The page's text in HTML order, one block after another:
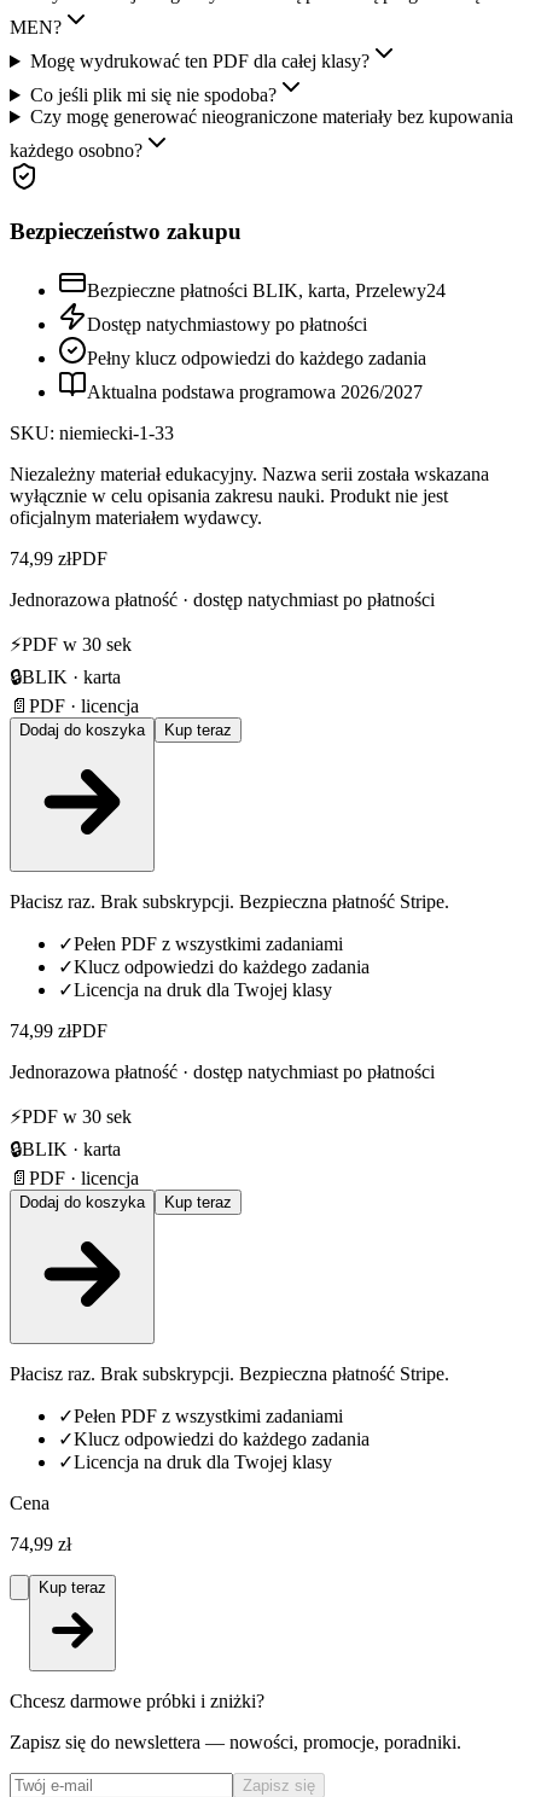
MEN?
Mogę wydrukować ten PDF dla całej klasy?
Co jeśli plik mi się nie spodoba?
Czy mogę generować nieograniczone materiały bez kupowania
każdego osobno?
Bezpieczeństwo zakupu
Bezpieczne płatności BLIK, karta, Przelewy24
Dostęp natychmiastowy po płatności
Pełny klucz odpowiedzi do każdego zadania
Aktualna podstawa programowa 2026/2027
SKU: niemiecki-1-33
Niezależny materiał edukacyjny. Nazwa serii została wskazana
wyłącznie w celu opisania zakresu nauki. Produkt nie jest
oficjalnym materiałem wydawcy.
74,99 złPDF
Jednorazowa płatność · dostęp natychmiast po płatności
⚡PDF w 30 sek
🔒BLIK · karta
📄 PDF · licencja
Dodaj do koszyka Kup teraz
Płacisz raz. Brak subskrypcji. Bezpieczna płatność Stripe.
✓Pełen PDF z wszystkimi zadaniami
✓Klucz odpowiedzi do każdego zadania
✓Licencja na druk dla Twojej klasy
74,99 złPDF
Jednorazowa płatność · dostęp natychmiast po płatności
⚡PDF w 30 sek
🔒BLIK · karta
📄 PDF · licencja
Dodaj do koszyka Kup teraz
Płacisz raz. Brak subskrypcji. Bezpieczna płatność Stripe.
✓Pełen PDF z wszystkimi zadaniami
✓Klucz odpowiedzi do każdego zadania
✓Licencja na druk dla Twojej klasy
Cena
74,99 zł
Kup teraz
Chcesz darmowe próbki i zniżki?
Zapisz się do newslettera — nowości, promocje, poradniki.
Zapisz się